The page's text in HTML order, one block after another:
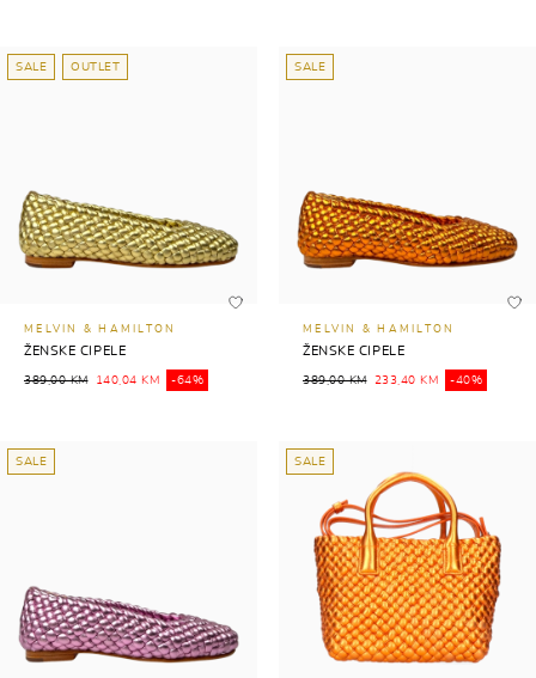
SALE OUTLET
MELVIN & HAMILTON
ŽENSKE CIPELE
389,00 KM 140,04 KM -64%
SALE
MELVIN & HAMILTON
ŽENSKE CIPELE
389,00 KM 233,40 KM -40%
SALE SALE